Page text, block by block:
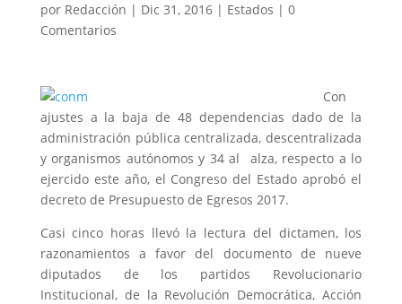
por Redacción | Dic 31, 2016| Estados | 0
Comentarios
Con
ajustes a la baja de 48 dependencias dado de la
administración pública centralizada, descentralizada
y organismos autónomos y 34 al alza, respecto a lo
ejercido este año, el Congreso del Estado aprobó el
decreto de Presupuesto de Egresos 2017.
Casi cinco horas llevó la lectura del dictamen, los
razonamientos a favor del documento de nueve
diputados de los partidos Revolucionario
Institucional, de la Revolución Democrática, Acción